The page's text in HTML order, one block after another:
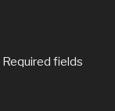
Required fields